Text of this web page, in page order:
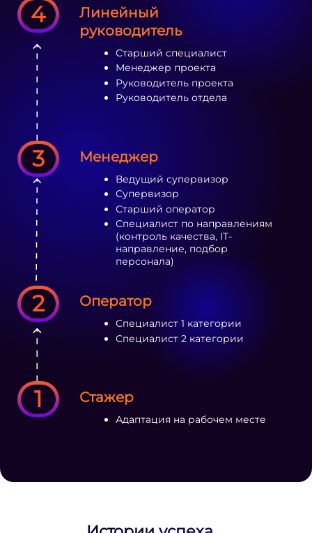
1
2
3
4
Стажер
Адаптация на рабочем месте
Оператор
Специалист 1 категории
Специалист 2 категории
Менеджер
Ведущий супервизор
Супервизор
Старший оператор
Специалист по направлениям
(контроль качества, IT-
направление, подбор
персонала)
Линейный
руководитель
Старший специалист
Менеджер проекта
Руководитель проекта
Руководитель отдела